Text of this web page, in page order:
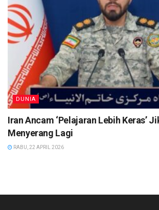
DUNIA
Iran Ancam ‘Pelajaran Lebih Keras’
Menyerang Lagi
RABU, 22 APRIL 2026